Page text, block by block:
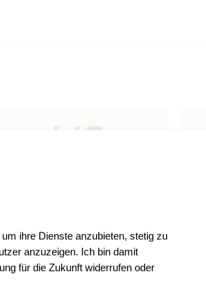
ihre Dienste anzubieten, stetig zu
anzuzeigen. Ich bin damit
für die Zukunft widerrufen oder